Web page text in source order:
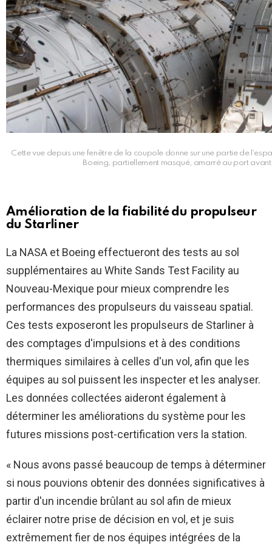
Cette vue depuis une fenêtre de la coupole donne sur une partie de
Boeing, partiellement masqué, amarré au port
Amélioration de la fiabilité du propulseur
du Starliner
La NASA et Boeing effectueront des tests au sol
supplémentaires au White Sands Test Facility au
Nouveau-Mexique pour mieux comprendre les
performances des propulseurs du vaisseau spatial.
Ces tests exposeront les propulseurs de Starliner à
des comptages d'impulsions et à des conditions
thermiques similaires à celles d'un vol, afin que les
équipes au sol puissent les inspecter et les analyser.
Les données collectées aideront également à
déterminer les améliorations du système pour les
futures missions post-certification vers la station.
« Nous avons passé beaucoup de temps à déterminer
si nous pouvions obtenir des données significatives à
partir d'un incendie brûlant au sol afin de mieux
éclairer notre prise de décision en vol, et je suis
extrêmement fier de nos équipes intégrées de la